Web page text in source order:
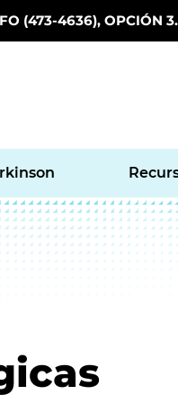
(473-4636), OPCIÓN 3.